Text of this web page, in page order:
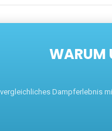
WARUM
Dampferlebnis